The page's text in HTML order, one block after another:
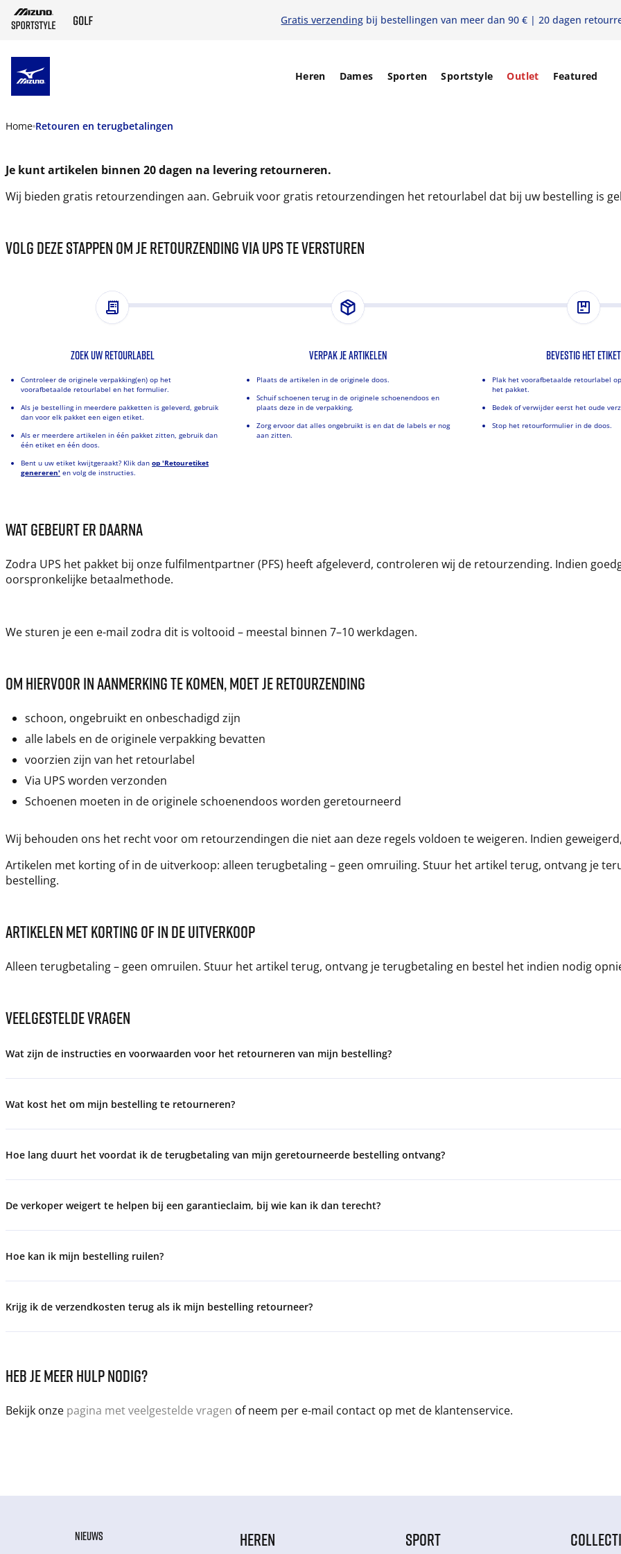
Gratis verzending bij bestellingen van meer dan 90 € | 20 dagen
Heren Dames Sporten Sportstyle Outlet Featured
Home Retouren en terugbetalingen
Je kunt artikelen binnen 20 dagen na levering retourneren.
Wij bieden gratis retourzendingen aan. Gebruik voor gratis retourzendingen het retourlabel dat bij uw bestelling is
VOLG DEZE STAPPEN OM JE RETOURZENDING VIA UPS TE VERSTUREN
ZOEK UW RETOURLABEL
Controleer de originele verpakking(en) op het
voorafbetaalde retourlabel en het formulier.
Als je bestelling in meerdere pakketten is geleverd, gebruik
dan voor elk pakket een eigen etiket.
Als er meerdere artikelen in één pakket zitten, gebruik dan
één etiket en één doos.
Bent u uw etiket kwijtgeraakt? Klik dan op 'Retouretiket
genereren' en volg de instructies.
VERPAK JE ARTIKELEN
Plaats de artikelen in de originele doos.
Schuif schoenen terug in de originele schoenendoos en
plaats deze in de verpakking.
Zorg ervoor dat alles ongebruikt is en dat de labels er nog
aan zitten.
BEVESTIG HET ETIKET
Plak het voorafbetaalde retourlabel
het pakket.
Bedek of verwijder eerst het oude
Stop het retourformulier in de doos.
WAT GEBEURT ER DAARNA
Zodra UPS het pakket bij onze fulfilmentpartner (PFS) heeft afgeleverd, controleren wij de retourzending. Indien
oorspronkelijke betaalmethode.
We sturen je een e-mail zodra dit is voltooid – meestal binnen 7–10 werkdagen.
OM HIERVOOR IN AANMERKING TE KOMEN, MOET JE RETOURZENDING
schoon, ongebruikt en onbeschadigd zijn
alle labels en de originele verpakking bevatten
voorzien zijn van het retourlabel
Via UPS worden verzonden
Schoenen moeten in de originele schoenendoos worden geretourneerd
Wij behouden ons het recht voor om retourzendingen die niet aan deze regels voldoen te weigeren. Indien
Artikelen met korting of in de uitverkoop: alleen terugbetaling – geen omruiling. Stuur het artikel terug, ontvang je
bestelling.
ARTIKELEN MET KORTING OF IN DE UITVERKOOP
Alleen terugbetaling – geen omruilen. Stuur het artikel terug, ontvang je terugbetaling en bestel het indien nodig
VEELGESTELDE VRAGEN
Wat zijn de instructies en voorwaarden voor het retourneren van mijn bestelling?
Wat kost het om mijn bestelling te retourneren?
Hoe lang duurt het voordat ik de terugbetaling van mijn geretourneerde bestelling ontvang?
De verkoper weigert te helpen bij een garantieclaim, bij wie kan ik dan terecht?
Hoe kan ik mijn bestelling ruilen?
Krijg ik de verzendkosten terug als ik mijn bestelling retourneer?
HEB JE MEER HULP NODIG?
Bekijk onze pagina met veelgestelde vragen of neem per e-mail contact op met de klantenservice.
NIEUWS HEREN SPORT